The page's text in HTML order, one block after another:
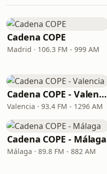
Cadena COPE
Madrid · 106.3 FM - 999 AM
Cadena COPE - Valencia
Valencia · 93.4 FM - 1296 AM
Cadena COPE - Málaga
Málaga · 89.8 FM - 882 AM